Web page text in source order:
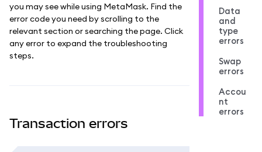
you may see while using MetaMask. Find the
error code you need by scrolling to the
relevant section or searching the page. Click
any error to expand the troubleshooting
steps.
Transaction errors
Data
and
type
errors
Swap
errors
Accou
nt
errors